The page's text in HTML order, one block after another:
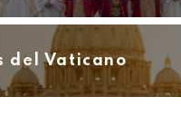
del Vaticano